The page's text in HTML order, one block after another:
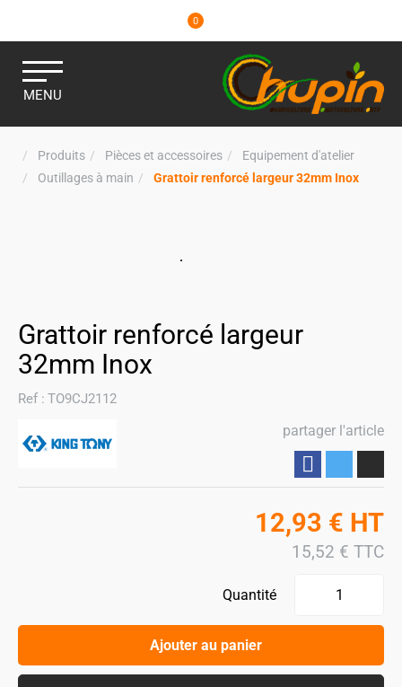
0
MENU
Produits Pièces et accessoires
Equipement d'atelier
Outillages à main
Grattoir renforcé largeur 32mm Inox
Grattoir renforcé largeur
32mm Inox
Ref : TO9CJ2112
partager l'article
12,93 € HT
15,52 € TTC
Quantité
Ajouter au panier